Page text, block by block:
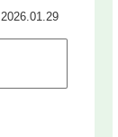
2026.01.29